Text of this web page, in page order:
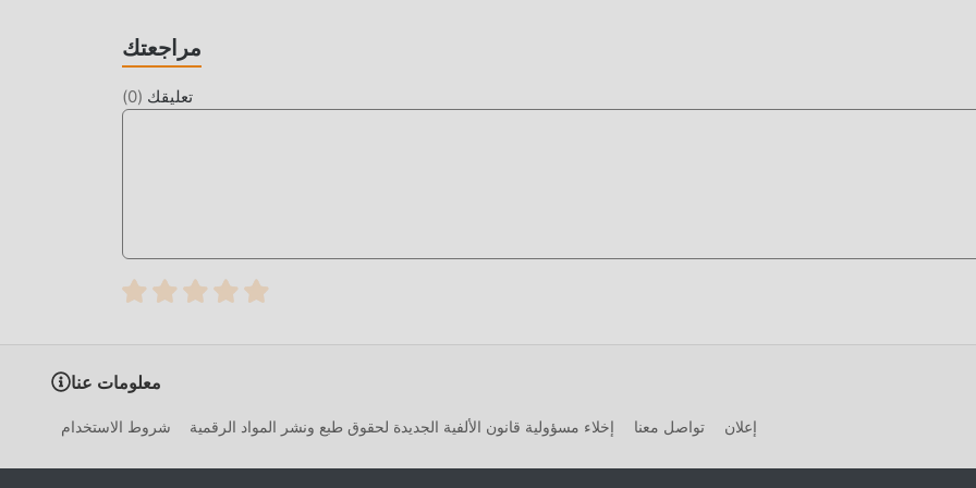
كتابة هذا الموقف. هنا ، لا تحتاج إلى إنفاق معظم طاقتك وتكرار ""التراكم"" الممل بعض الشيء. يمكن أن تساعدك التعديلات
الان
مراجعتك
تعليقك (
0
)
معلومات عنا
شروط الاستخدام إخلاء مسؤولية قانون الألفية الجديدة لحقوق طبع ونشر المواد الرقمية تواصل معنا إعلان